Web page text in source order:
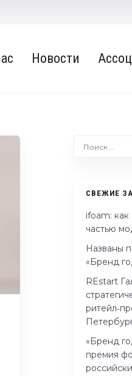
Новости
СВЕЖИЕ
ifoam: как
частью
Названы
«Бренд
REstart
«Бренд
премия